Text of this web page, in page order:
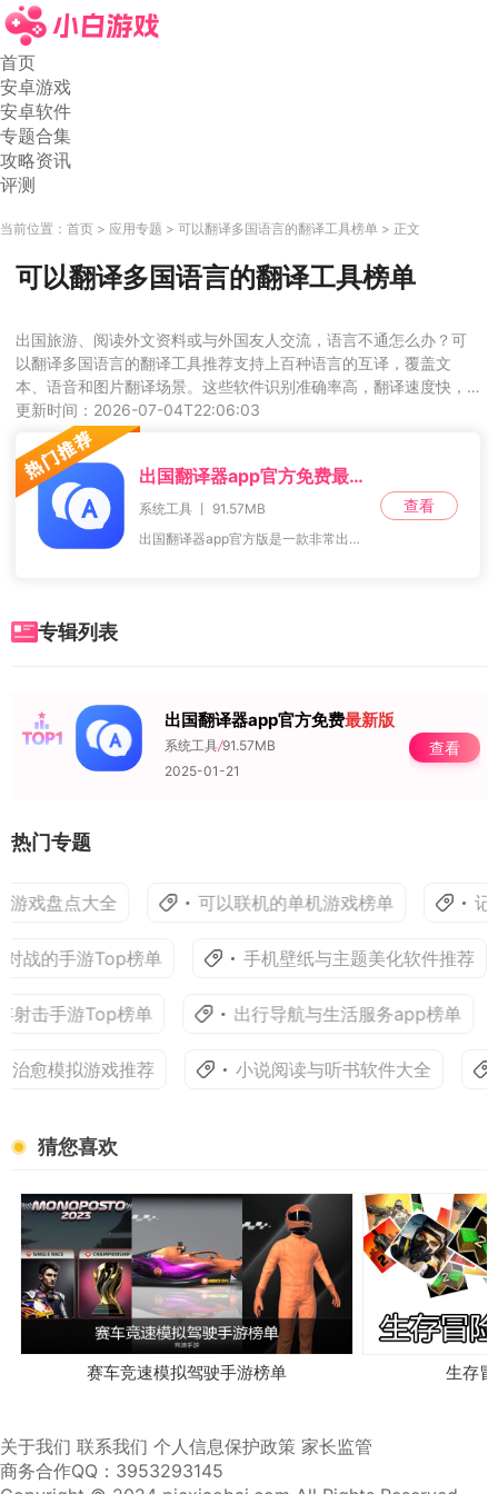
首页
安卓游戏
安卓软件
专题合集
攻略资讯
评测
当前位置： 首页 应用专题 可以翻译多国语言的翻译工具榜单 正文
可以翻译多国语言的翻译工具榜单
出国旅游、阅读外文资料或与外国友人交流，语言不通怎么办？可
以翻译多国语言的翻译工具推荐支持上百种语言的互译，覆盖文
本、语音和图片翻译场景。这些软件识别准确率高，翻译速度快，
部分工具还提供离线翻译包，没网也能用。同声传译功能让你在对
话时实时显示译文，打破沟通壁垒。无论是学习、工作还是旅行，
都是得力的语言助手。
更新时间：2026-07-04T22:06:03
出国翻译器app官方免费最新版
系统工具 丨 91.57MB
出国翻译器app官方版是一款非常出色的翻译工具，能帮助用户通过手机轻松翻译各种语言内容，支持文字、语音及拍照翻译，可实现多种语言之间的相互转换，操作简便且易于
查看
专辑列表
NO.1 出国翻译器app官方免费最新版
系统工具/91.57MB
2025-01-21
查看
热门专题
戏盘点大全 可以联机的单机游戏榜单 记
战的手游Top榜单 手机壁纸与主题美化软件推荐
射击手游Top榜单 出行导航与生活服务app榜单
愈模拟游戏推荐 小说阅读与听书软件大全
猜您喜欢
赛车竞速模拟驾驶手游榜单 生存
关于我们 联系我们 个人信息保护政策 家长监管
商务合作QQ：3953293145